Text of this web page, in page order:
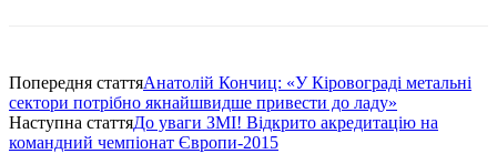
Попередня статтяАнатолій Кончиц: «У Кіровограді метальні
сектори потрібно якнайшвидше привести до ладу»
Наступна статтяДо уваги ЗМІ! Відкрито акредитацію на
командний чемпіонат Європи-2015